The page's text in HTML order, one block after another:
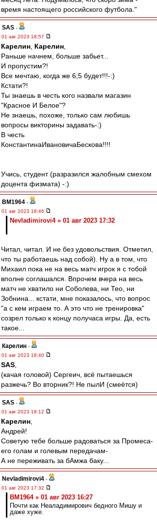
время настоящего российского футбола."
SAS -
01 авг 2023 18:57
Карелин Карелин
Раньше начнем, больше забьет...
И пропустим?!
Все мечтаю, когда же 6;5 будет!!!-:)
Кстати?!
Ты знаешь в честь кого назвали магазин
"Красное И Белое"?
Не знаешь, похоже, только сам любишь
вопросы викторины задавать-:)
В честь
КонстантинаИвановичаБескова!!!!
Учись, студент (разразился жалобным смехом
доцента физмата) -:)
BM1964 -
01 авг 2023 18:46
Nevladimirovi4 » 01 авг 2023 17:32
Читал, читал. И не без удовольствия. Отметил,
что ты работаешь над собой). Ну а в том, что
Михаил пока не на весь матч игрок я с тобой
вполне соглашался. Впрочем вчера на весь
матч не хватило ни Соболева, ни Тео, ни
Зобнина... кстати, мне показалось, что вопрос
"а с кем играем то. А это что не тренировка"
созрел только к концу получаса игры. Да, есть
такое...
Карелин -
01 авг 2023 18:40
SAS
(качая головой) Сергеич, всё пытаешься
разжечь? Во вторник?! Не пылИ (смеётся)
SAS -
01 авг 2023 18:12
Карелин
Андрей!
Советую тебе больше радоваться за Промеса-
его голам и голевым передачам-
А не переживать за бАмжа баку...
Nevladimirovi4 -
01 авг 2023 17:32
BM1964 » 01 авг 2023 16:27
Почти как Неаладимирович бедного Мишу и
даже хуже.